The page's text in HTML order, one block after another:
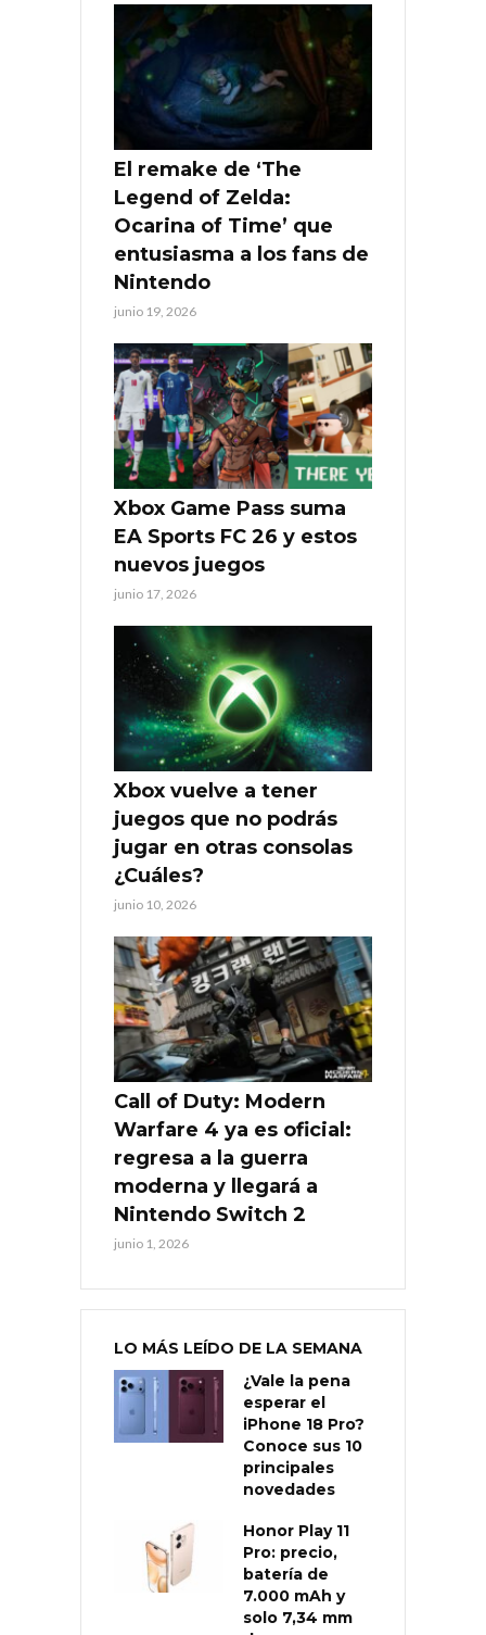
El remake de ‘The
Legend of Zelda:
Ocarina of Time’ que
entusiasma a los fans de
Nintendo
junio 19, 2026
Xbox Game Pass suma
EA Sports FC 26 y estos
nuevos juegos
junio 17, 2026
Xbox vuelve a tener
juegos que no podrás
jugar en otras consolas
¿Cuáles?
junio 10, 2026
Call of Duty: Modern
Warfare 4 ya es oficial:
regresa a la guerra
moderna y llegará a
Nintendo Switch 2
junio 1, 2026
LO MÁS LEÍDO DE LA SEMANA
¿Vale la pena
esperar el
iPhone 18 Pro?
Conoce sus 10
principales
novedades
Honor Play 11
Pro: precio,
batería de
7.000 mAh y
solo 7,34 mm